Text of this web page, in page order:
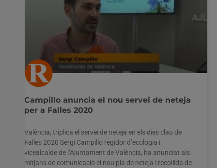
Campillo anuncia el nou servei de neteja
per a Falles 2020
València, triplica el servei de neteja en els dies clau de
Falles 2020 Sergi Campillo regidor d’ecologia i
vicealcalde de l’Ajuntament de València, ha anunciat als
mitjans de comunicació el nou pla de neteja i recollida de